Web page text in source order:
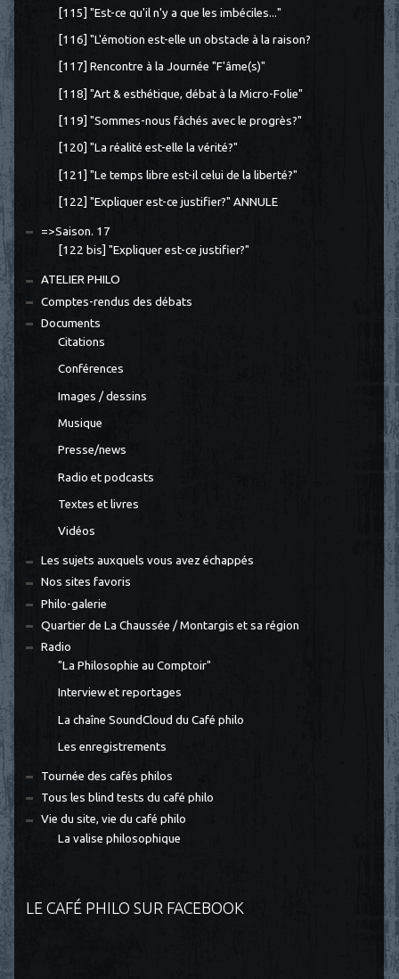
[115] "Est-ce qu'il n'y a que les imbéciles..."
[116] "L'émotion est-elle un obstacle à la raison?
[117] Rencontre à la Journée "F'âme(s)"
[118] "Art & esthétique, débat à la Micro-Folie"
[119] "Sommes-nous fâchés avec le progrès?"
[120] "La réalité est-elle la vérité?"
[121] "Le temps libre est-il celui de la liberté?"
[122] "Expliquer est-ce justifier?" ANNULE
=>Saison. 17
[122 bis] "Expliquer est-ce justifier?"
ATELIER PHILO
Comptes-rendus des débats
Documents
Citations
Conférences
Images / dessins
Musique
Presse/news
Radio et podcasts
Textes et livres
Vidéos
Les sujets auxquels vous avez échappés
Nos sites favoris
Philo-galerie
Quartier de La Chaussée / Montargis et sa région
Radio
"La Philosophie au Comptoir"
Interview et reportages
La chaîne SoundCloud du Café philo
Les enregistrements
Tournée des cafés philos
Tous les blind tests du café philo
Vie du site, vie du café philo
La valise philosophique
LE CAFÉ PHILO SUR FACEBOOK